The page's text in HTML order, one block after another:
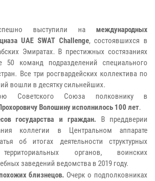
выступили на международных
UAE SWAT Challenge, состоявшихся в
Эмиратах. В престижных состязаниях
50 команд подразделений специального
Все три росгвардейских коллектива по
вошли в десятку сильнейших.
Советского Союза полковнику в
Волошину исполнилось 100 лет.
государства и граждан. В преддверии
коллегии в Центральном аппарате
об итогах деятельности структурных
территориальных органов, воинских
заведений ведомства в 2019 году.
близнецов. Очерк о подполковниках